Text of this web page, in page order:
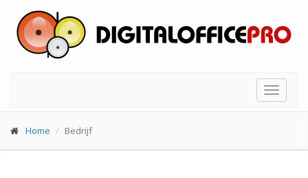
Toggle
Home Bedrijf